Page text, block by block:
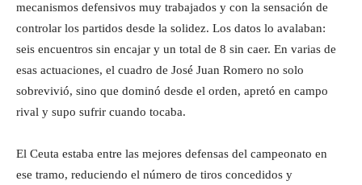
mecanismos defensivos muy trabajados y con la sensación de
controlar los partidos desde la solidez. Los datos lo avalaban:
seis encuentros sin encajar y un total de 8 sin caer. En varias de
esas actuaciones, el cuadro de José Juan Romero no solo
sobrevivió, sino que dominó desde el orden, apretó en campo
rival y supo sufrir cuando tocaba.
El Ceuta estaba entre las mejores defensas del campeonato en
ese tramo, reduciendo el número de tiros concedidos y